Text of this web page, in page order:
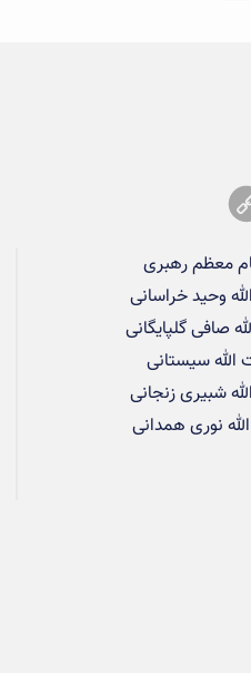
معظم رهبری
وحید خراسانی
صافی گلپایگانی
الله سیستانی
شبیری زنجانی
نوری همدانی